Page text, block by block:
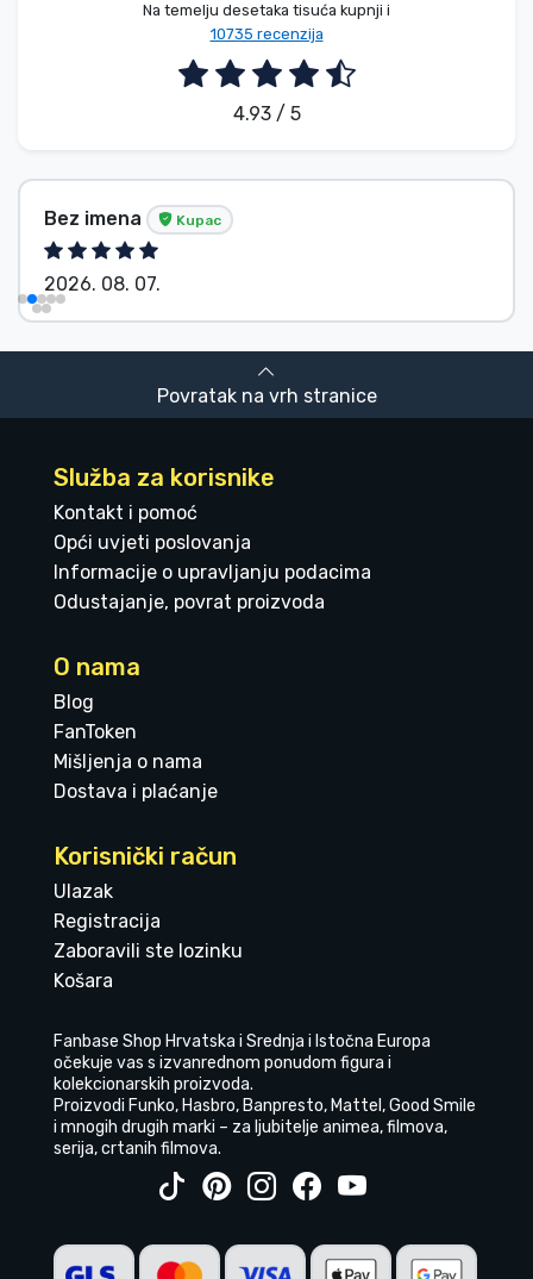
Na temelju desetaka tisuća kupnji i
10735 recenzija
4.93 / 5
Bez imena Kupac
2026. 08. 07.
Povratak na vrh stranice
Služba za korisnike
Kontakt i pomoć
Opći uvjeti poslovanja
Informacije o upravljanju podacima
Odustajanje, povrat proizvoda
O nama
Blog
FanToken
Mišljenja o nama
Dostava i plaćanje
Korisnički račun
Ulazak
Registracija
Zaboravili ste lozinku
Košara
Fanbase Shop Hrvatska i Srednja i Istočna Europa
očekuje vas s izvanrednom ponudom figura i
kolekcionarskih proizvoda.
Proizvodi Funko, Hasbro, Banpresto, Mattel, Good Smile
i mnogih drugih marki – za ljubitelje animea, filmova,
serija, crtanih filmova.